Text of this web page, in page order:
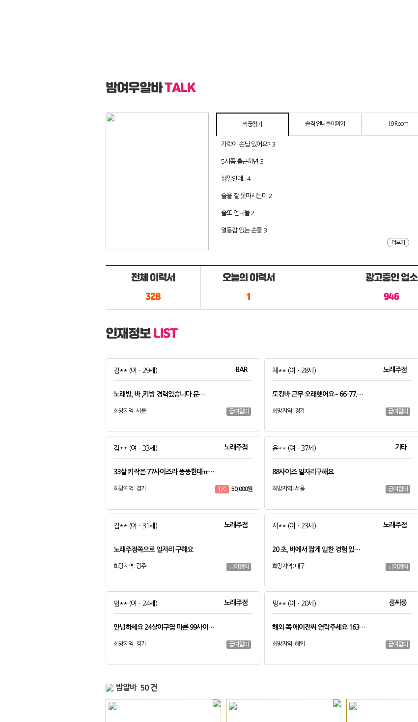
밤여우알바TALK
짝꿍찾기 솔직 언니들이야기 19 Room
가락에 손님 있어요? 3
5시쯤 출근하면 3
생일인데.. 4
술을 잘 못마시는데 2
술또 언니들 2
열등감 있는 손들 3
더보기
전체 이력서
328
오늘의 이력서
1
광고중인 업소
946
인재정보LIST
김** (여ㆍ29세) BAR
노래방, 바 ,키방 경력있습니다 문…
희망지역 : 서울 급여협의
체** (여ㆍ28세) 노래주점
토킹바 근무 오래햇어요~ 66-77.…
희망지역 : 경기 급여협의
김** (여ㆍ33세) 노래주점
33살 키작은 77사이즈라 뚱뚱한데ㅠ…
희망지역 : 경기 T/C 50,000원
윤** (여ㆍ37세) 기타
88사이즈 일자리구해요
희망지역 : 서울 급여협의
김** (여ㆍ31세) 노래주점
노래주점쪽으로 일자리 구해요
희망지역 : 광주 급여협의
서** (여ㆍ23세) 노래주점
20 초, 바에서 짧게 일한 경험 있…
희망지역 : 대구 급여협의
임** (여ㆍ24세) 노래주점
안녕하세요 24살이구염 마른 99사이…
희망지역 : 경기 급여협의
밍** (여ㆍ20세) 룸싸롱
해외 쪽 에이전씨 연락주세요 163…
희망지역 : 해외 급여협의
밤알바 50 건